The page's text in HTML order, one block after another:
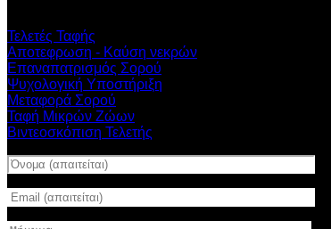
Τελετές Ταφής
Αποτεφρωση - Καύση νεκρών
Επαναπατρισμός Σορού
Ψυχολογική Υποστήριξη
Μεταφορά Σορού
Ταφή Μικρών Ζώων
Βιντεοσκόπιση Τελετής